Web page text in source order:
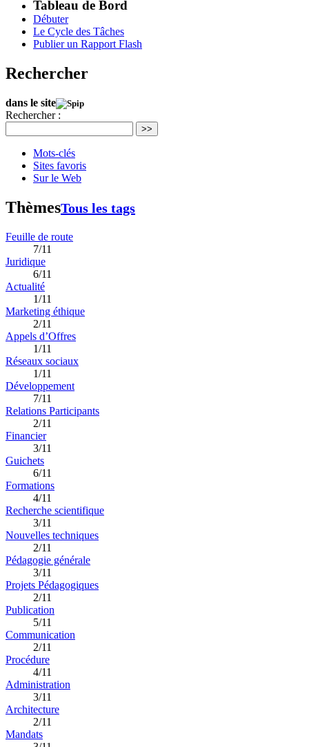
Tableau de Bord
Débuter
Le Cycle des Tâches
Publier un Rapport Flash
Rechercher
dans le site
Rechercher :
>>
Mots-clés
Sites favoris
Sur le Web
ThèmesTous les tags
Feuille de route
7/11
Juridique
6/11
Actualité
1/11
Marketing éthique
2/11
Appels d’Offres
1/11
Réseaux sociaux
1/11
Développement
7/11
Relations Participants
2/11
Financier
3/11
Guichets
6/11
Formations
4/11
Recherche scientifique
3/11
Nouvelles techniques
2/11
Pédagogie générale
3/11
Projets Pédagogiques
2/11
Publication
5/11
Communication
2/11
Procédure
4/11
Administration
3/11
Architecture
2/11
Mandats